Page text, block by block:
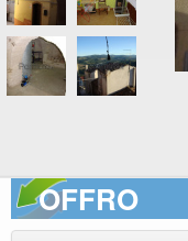
OFFRO